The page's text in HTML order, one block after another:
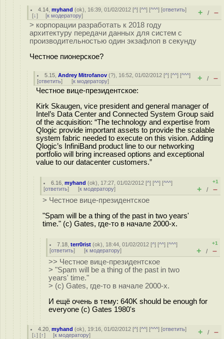
4.14 ,myhand (ok), 16:39, 01/02/2012 [^] [^^] [^^^] [ответить]
[↓] [к модератору] + / –
> корпорации разработать к 2018 году
архитектуру передачи данных для систем с
производительностью один экзафлоп в секунду
Честное пионерское?
5.15 ,Andrey Mitrofanov (?), 16:52, 01/02/2012 [^] [^^] [^^^]
[ответить] [к модератору] + / –
Честное вице-президентское:
Kirk Skaugen, vice president and general manager of
Intel’s Data Center and Connected System Group said
of the acquisition: “The technology and expertise from
Qlogic provide important assets to provide the scalable
system fabric needed to execute on this vision. Adding
Qlogic’s InfiniBand product line to our networking
portfolio will bring increased options and exceptional
value to our datacenter customers.”
6.16 ,myhand (ok), 17:27, 01/02/2012 [^] [^^] [^^^]
[ответить] [к модератору]
+1
+ / –
> Честное вице-президентское
"Spam will be a thing of the past in two years'
time." (c) Gates, где-то в начале 2000-х.
7.18 ,terr0rist (ok), 18:44, 01/02/2012 [^] [^^] [^^^]
[ответить] [к модератору]
+1
+ / –
>> Честное вице-президентское
> "Spam will be a thing of the past in two
years' time."
> (c) Gates, где-то в начале 2000-х.
И ещё очень в тему: 640K should be enough for
everyone (c) Gates 1980's
4.20 ,myhand (ok), 19:16, 01/02/2012 [^] [^^] [^^^] [ответить]
[↓] [↑] [к модератору] + / –